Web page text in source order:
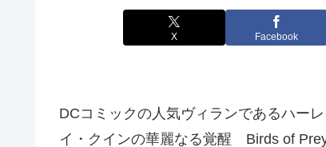
X Facebook
DCコミックの人気ヴィランであるハー
イ・クインの華麗なる覚醒 Birds of Prey